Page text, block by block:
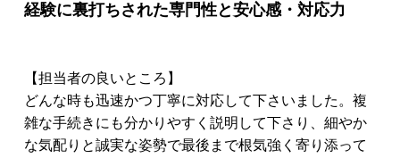
経験に裏打ちされた専門性と安心感・対応力
【担当者の良いところ】
どんな時も迅速かつ丁寧に対応して下さいました。複
雑な手続きにも分かりやすく説明して下さり、細やか
な気配りと誠実な姿勢で最後まで根気強く寄り添って